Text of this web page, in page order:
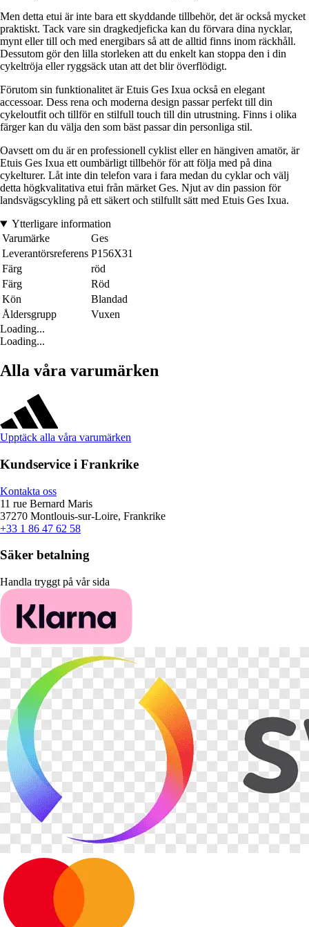
Men detta etui är inte bara ett skyddande tillbehör, det är också mycket
praktiskt. Tack vare sin dragkedjeficka kan du förvara dina nycklar,
mynt eller till och med energibars så att de alltid finns inom räckhåll.
Dessutom gör den lilla storleken att du enkelt kan stoppa den i din
cykeltröja eller ryggsäck utan att det blir överflödigt.
Förutom sin funktionalitet är Etuis Ges Ixua också en elegant
accessoar. Dess rena och moderna design passar perfekt till din
cykeloutfit och tillför en stilfull touch till din utrustning. Finns i olika
färger kan du välja den som bäst passar din personliga stil.
Oavsett om du är en professionell cyklist eller en hängiven amatör, är
Etuis Ges Ixua ett oumbärligt tillbehör för att följa med på dina
cykelturer. Låt inte din telefon vara i fara medan du cyklar och välj
detta högkvalitativa etui från märket Ges. Njut av din passion för
landsvägscykling på ett säkert och stilfullt sätt med Etuis Ges Ixua.
Ytterligare information
Varumärke
Ges
Leverantörsreferens P156X31
Färg
röd
Färg
Röd
Kön
Blandad
Åldersgrupp
Vuxen
Loading...
Loading...
Alla våra varumärken
Upptäck alla våra varumärken
Kundservice i Frankrike
Kontakta oss
11 rue Bernard Maris
37270 Montlouis-sur-Loire, Frankrike
+33 1 86 47 62 58
Säker betalning
Handla tryggt på vår sida